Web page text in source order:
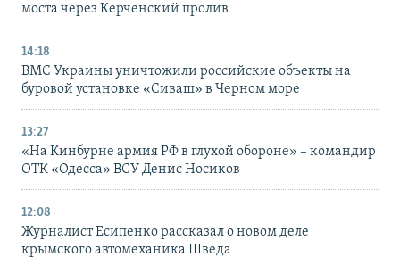
моста через Керченский пролив
14:18
ВМС Украины уничтожили российские объекты на
буровой установке «Сиваш» в Черном море
13:27
«На Кинбурне армия РФ в глухой обороне» – командир
ОТК «Одесса» ВСУ Денис Носиков
12:08
Журналист Есипенко рассказал о новом деле
крымского автомеханика Шведа